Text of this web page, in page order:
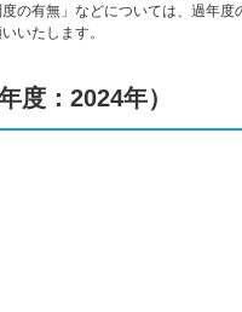
度の有無」などについては、過年
いたします。
度：2024年）